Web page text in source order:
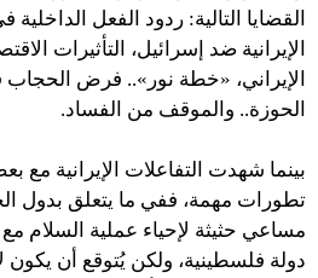
القضايا التالية: ردود الفعل
الإيرانية ضد إسرائيل، التأثيرات
الإيراني، «خطة نور».. فرض الحجاب
الحوزة.. والموقف من الفساد.
بينما شهدت التفاعلات الإيرانية مع
تطورات مهمة، ففي ما يتعلق بدول
مساعي حثيثة لإحياء عملية السلام
دولة فلسطينية، ولكن يُتوقع أن يكون